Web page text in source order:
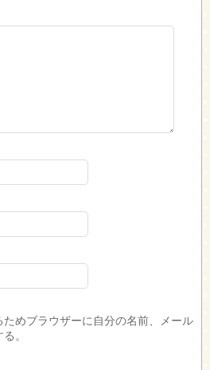
めブラウザーに自分の名前、メール
。